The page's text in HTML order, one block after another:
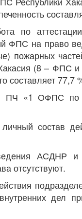
по
ФПС на право
(8 – ФПС
составляет 77,7
«1 ОФПС по
состав
АСДНР и
отсутствуют.
дел